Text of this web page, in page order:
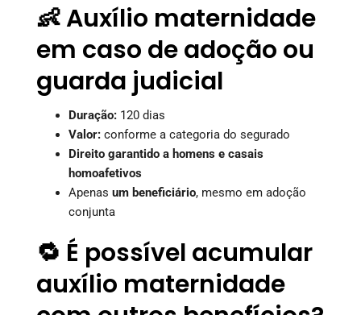
👶 Auxílio maternidade
em caso de adoção ou
guarda judicial
Duração: 120 dias
Valor: conforme a categoria do segurado
Direito garantido a homens e casais
homoafetivos
Apenas um beneficiário, mesmo em adoção
conjunta
🔁 É possível acumular
auxílio maternidade